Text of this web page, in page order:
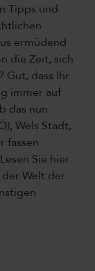
Tipps und
ermüdend
die Zeit, sich
Gut, dass Ihr
immer auf
das nun
Wels Stadt,
fassen
Sie hier
Welt der